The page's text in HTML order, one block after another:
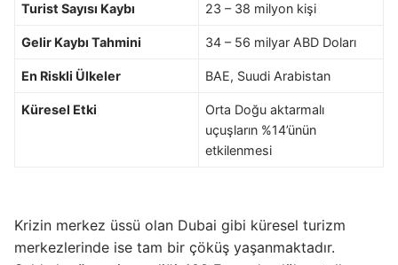
Turist Sayısı Kaybı 23 – 38 milyon kişi
Gelir Kaybı Tahmini 34 – 56 milyar ABD Doları
En Riskli Ülkeler BAE, Suudi Arabistan
Küresel Etki
Orta Doğu aktarmalı
uçuşların %14’ünün
etkilenmesi
Krizin merkez üssü olan Dubai gibi küresel turizm
merkezlerinde ise tam bir çöküş yaşanmaktadır.